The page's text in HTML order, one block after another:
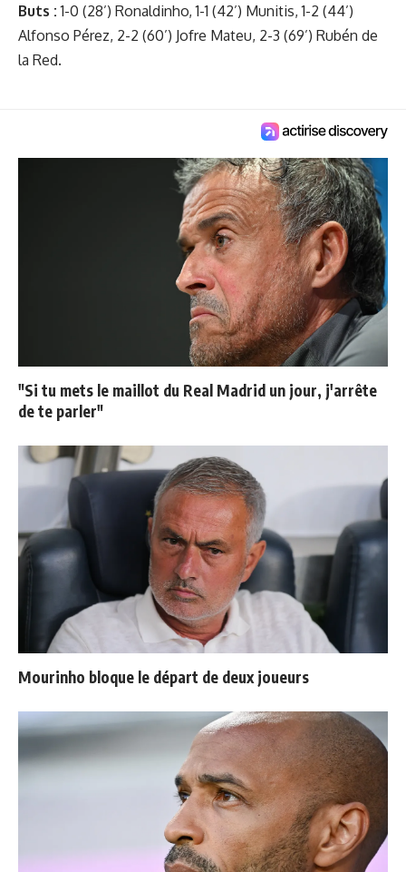
Buts : 1-0 (28’) Ronaldinho, 1-1 (42’) Munitis, 1-2 (44’)
Alfonso Pérez, 2-2 (60’) Jofre Mateu, 2-3 (69’) Rubén de
la Red.
"Si tu mets le maillot du Real Madrid un jour, j'arrête
de te parler"
Mourinho bloque le départ de deux joueurs